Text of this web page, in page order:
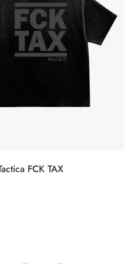
SELECCIONAR
FCK TAX